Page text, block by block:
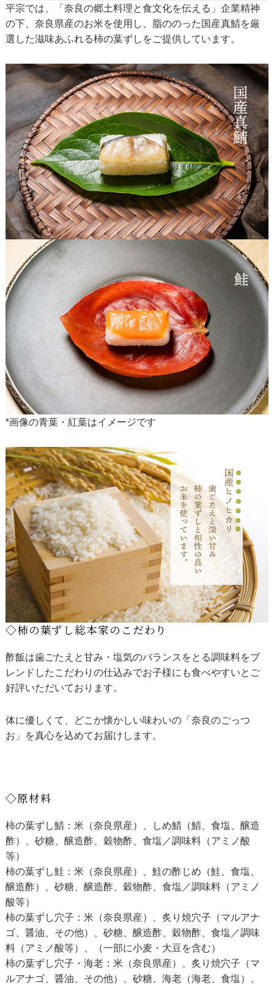
平宗では、「奈良の郷土料理と食文化を伝える」企業精神
の下、奈良県産のお米を使用し、脂ののった国産真鯖を厳
選した滋味あふれる柿の葉ずしをご提供しています。
*画像の青葉・紅葉はイメージです
◇柿の葉ずし総本家のこだわり
酢飯は歯ごたえと甘み・塩気のバランスをとる調味料をブ
レンドしたこだわりの仕込みでお子様にも食べやすいとご
好評いただいております。
体に優しくて、どこか懐かしい味わいの「奈良のごっつ
お」を真心を込めてお届けします。
◇原材料
柿の葉ずし鯖：米（奈良県産）、しめ鯖（鯖、食塩、醸造
酢）、砂糖、醸造酢、穀物酢、食塩／調味料（アミノ酸
等）
柿の葉ずし鮭：米（奈良県産）、鮭の酢じめ（鮭、食塩、
醸造酢）、砂糖、醸造酢、穀物酢、食塩／調味料（アミノ
酸等）
柿の葉ずし穴子：米（奈良県産）、炙り焼穴子（マルアナ
ゴ、醤油、その他）、砂糖、醸造酢、穀物酢、食塩／調味
料（アミノ酸等）、（一部に小麦・大豆を含む）
柿の葉ずし穴子・海老：米（奈良県産）、炙り焼穴子（マ
ルアナゴ、醤油、その他）、砂糖、海老（海老、食塩）、